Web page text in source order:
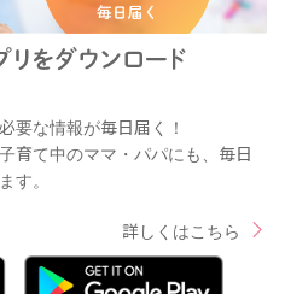
要な情報が毎日届く！
育て中のママ・パパにも、毎日
す。
詳しくはこちら